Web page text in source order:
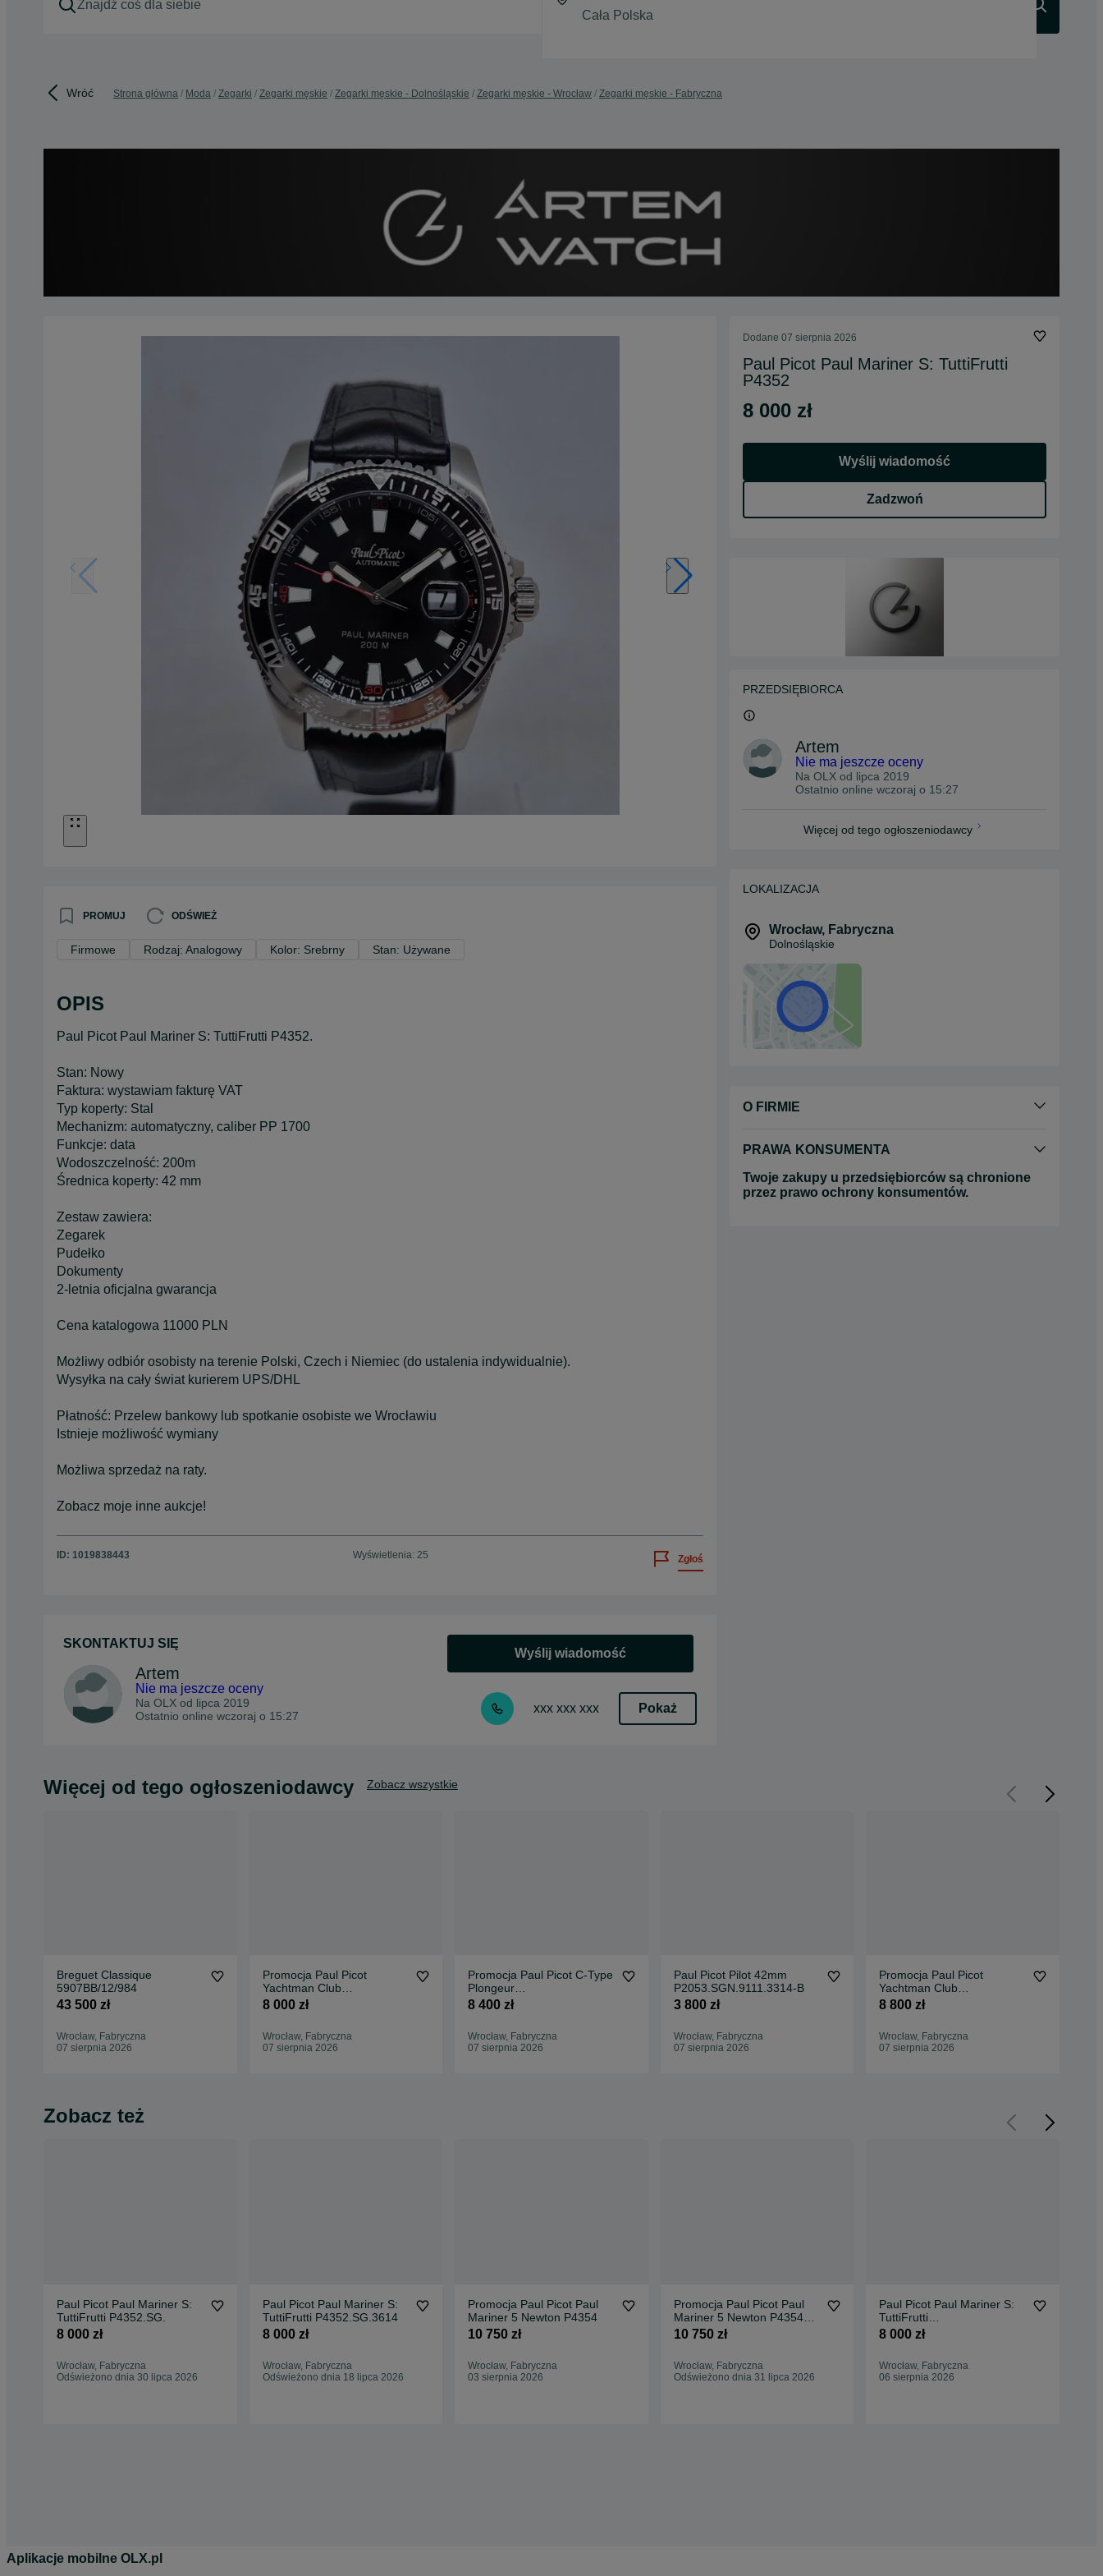
Wróć Strona główna Moda Zegarki Zegarki męskie Zegarki męskie - Dolnośląskie Zegarki męskie - Wrocław Zegarki męskie - Fabryczna
PROMUJ ODŚWIEŻ
Firmowe Rodzaj: Analogowy Kolor: Srebrny Stan: Używane
OPIS
Paul Picot Paul Mariner S: TuttiFrutti P4352.
Stan: Nowy
Faktura: wystawiam fakturę VAT
Typ koperty: Stal
Mechanizm: automatyczny, caliber PP 1700
Funkcje: data
Wodoszczelność: 200m
Średnica koperty: 42 mm
Zestaw zawiera:
Zegarek
Pudełko
Dokumenty
2-letnia oficjalna gwarancja
Cena katalogowa 11000 PLN
Możliwy odbiór osobisty na terenie Polski, Czech i Niemiec (do ustalenia indywidualnie).
Wysyłka na cały świat kurierem UPS/DHL
Płatność: Przelew bankowy lub spotkanie osobiste we Wrocławiu
Istnieje możliwość wymiany
Możliwa sprzedaż na raty.
Zobacz moje inne aukcje!
ID: 1019838443 Wyświetlenia: 25 Zgłoś
SKONTAKTUJ SIĘ
Artem
Nie ma jeszcze oceny
Na OLX od lipca 2019
Ostatnio online wczoraj o 15:27
Wyślij wiadomość
xxx xxx xxx Pokaż
Dodane 07 sierpnia 2026
Paul Picot Paul Mariner S: TuttiFrutti
P4352
8 000 zł
Wyślij wiadomość
Zadzwoń
PRZEDSIĘBIORCA
Artem
Nie ma jeszcze oceny
Na OLX od lipca 2019
Ostatnio online wczoraj o 15:27
Więcej od tego ogłoszeniodawcy
LOKALIZACJA
Wrocław, Fabryczna
Dolnośląskie
O FIRMIE
PRAWA KONSUMENTA
Twoje zakupy u przedsiębiorców są chronione
przez prawo ochrony konsumentów.
Więcej od tego ogłoszeniodawcy Zobacz wszystkie
Breguet Classique
5907BB/12/984
43 500 zł
Wrocław, Fabryczna
07 sierpnia 2026
Promocja Paul Picot
Yachtman Club
P1251N.NV.3614C
8 000 zł
Wrocław, Fabryczna
07 sierpnia 2026
Promocja Paul Picot C-Type
Plongeur
P4118.SGN.N.3401.5021
8 400 zł
Wrocław, Fabryczna
07 sierpnia 2026
Paul Picot Pilot 42mm
P2053.SGN.9111.3314-B
3 800 zł
Wrocław, Fabryczna
07 sierpnia 2026
Promocja Paul Picot
Yachtman Club
P1251NBL.SG.4000.3614
8 800 zł
Wrocław, Fabryczna
07 sierpnia 2026
Zobacz też
Paul Picot Paul Mariner S:
TuttiFrutti P4352.SG.
8 000 zł
Wrocław, Fabryczna
Odświeżono dnia 30 lipca 2026
Paul Picot Paul Mariner S:
TuttiFrutti P4352.SG.3614
8 000 zł
Wrocław, Fabryczna
Odświeżono dnia 18 lipca 2026
Promocja Paul Picot Paul
Mariner 5 Newton P4354
10 750 zł
Wrocław, Fabryczna
03 sierpnia 2026
Promocja Paul Picot Paul
Mariner 5 Newton P4354
Black rubber
10 750 zł
Wrocław, Fabryczna
Odświeżono dnia 31 lipca 2026
Paul Picot Paul Mariner S:
TuttiFrutti
P4352.SG.4000.3614
8 000 zł
Wrocław, Fabryczna
06 sierpnia 2026
Aplikacje mobilne OLX.pl